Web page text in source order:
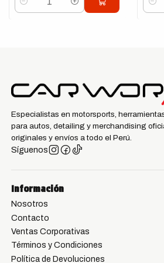
Cantidad
Especialistas en motorsports,
para autos, detailing y merchandising
originales y envíos a todo el Perú.
Síguenos
Información
Nosotros
Contacto
Ventas Corporativas
Términos y Condiciones
Política de Devoluciones